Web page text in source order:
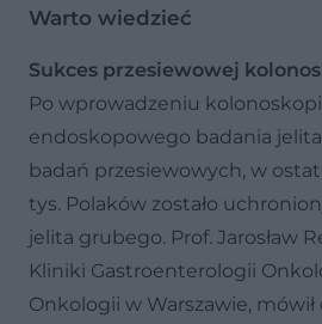
Warto wiedzieć
Sukces przesiewowej
Po wprowadzeniu
endoskopowego badania
badań przesiewowych, w
tys. Polaków zostało
jelita grubego. Prof. Jarosław
Kliniki Gastroenterologii
Onkologii w Warszawie, mówił